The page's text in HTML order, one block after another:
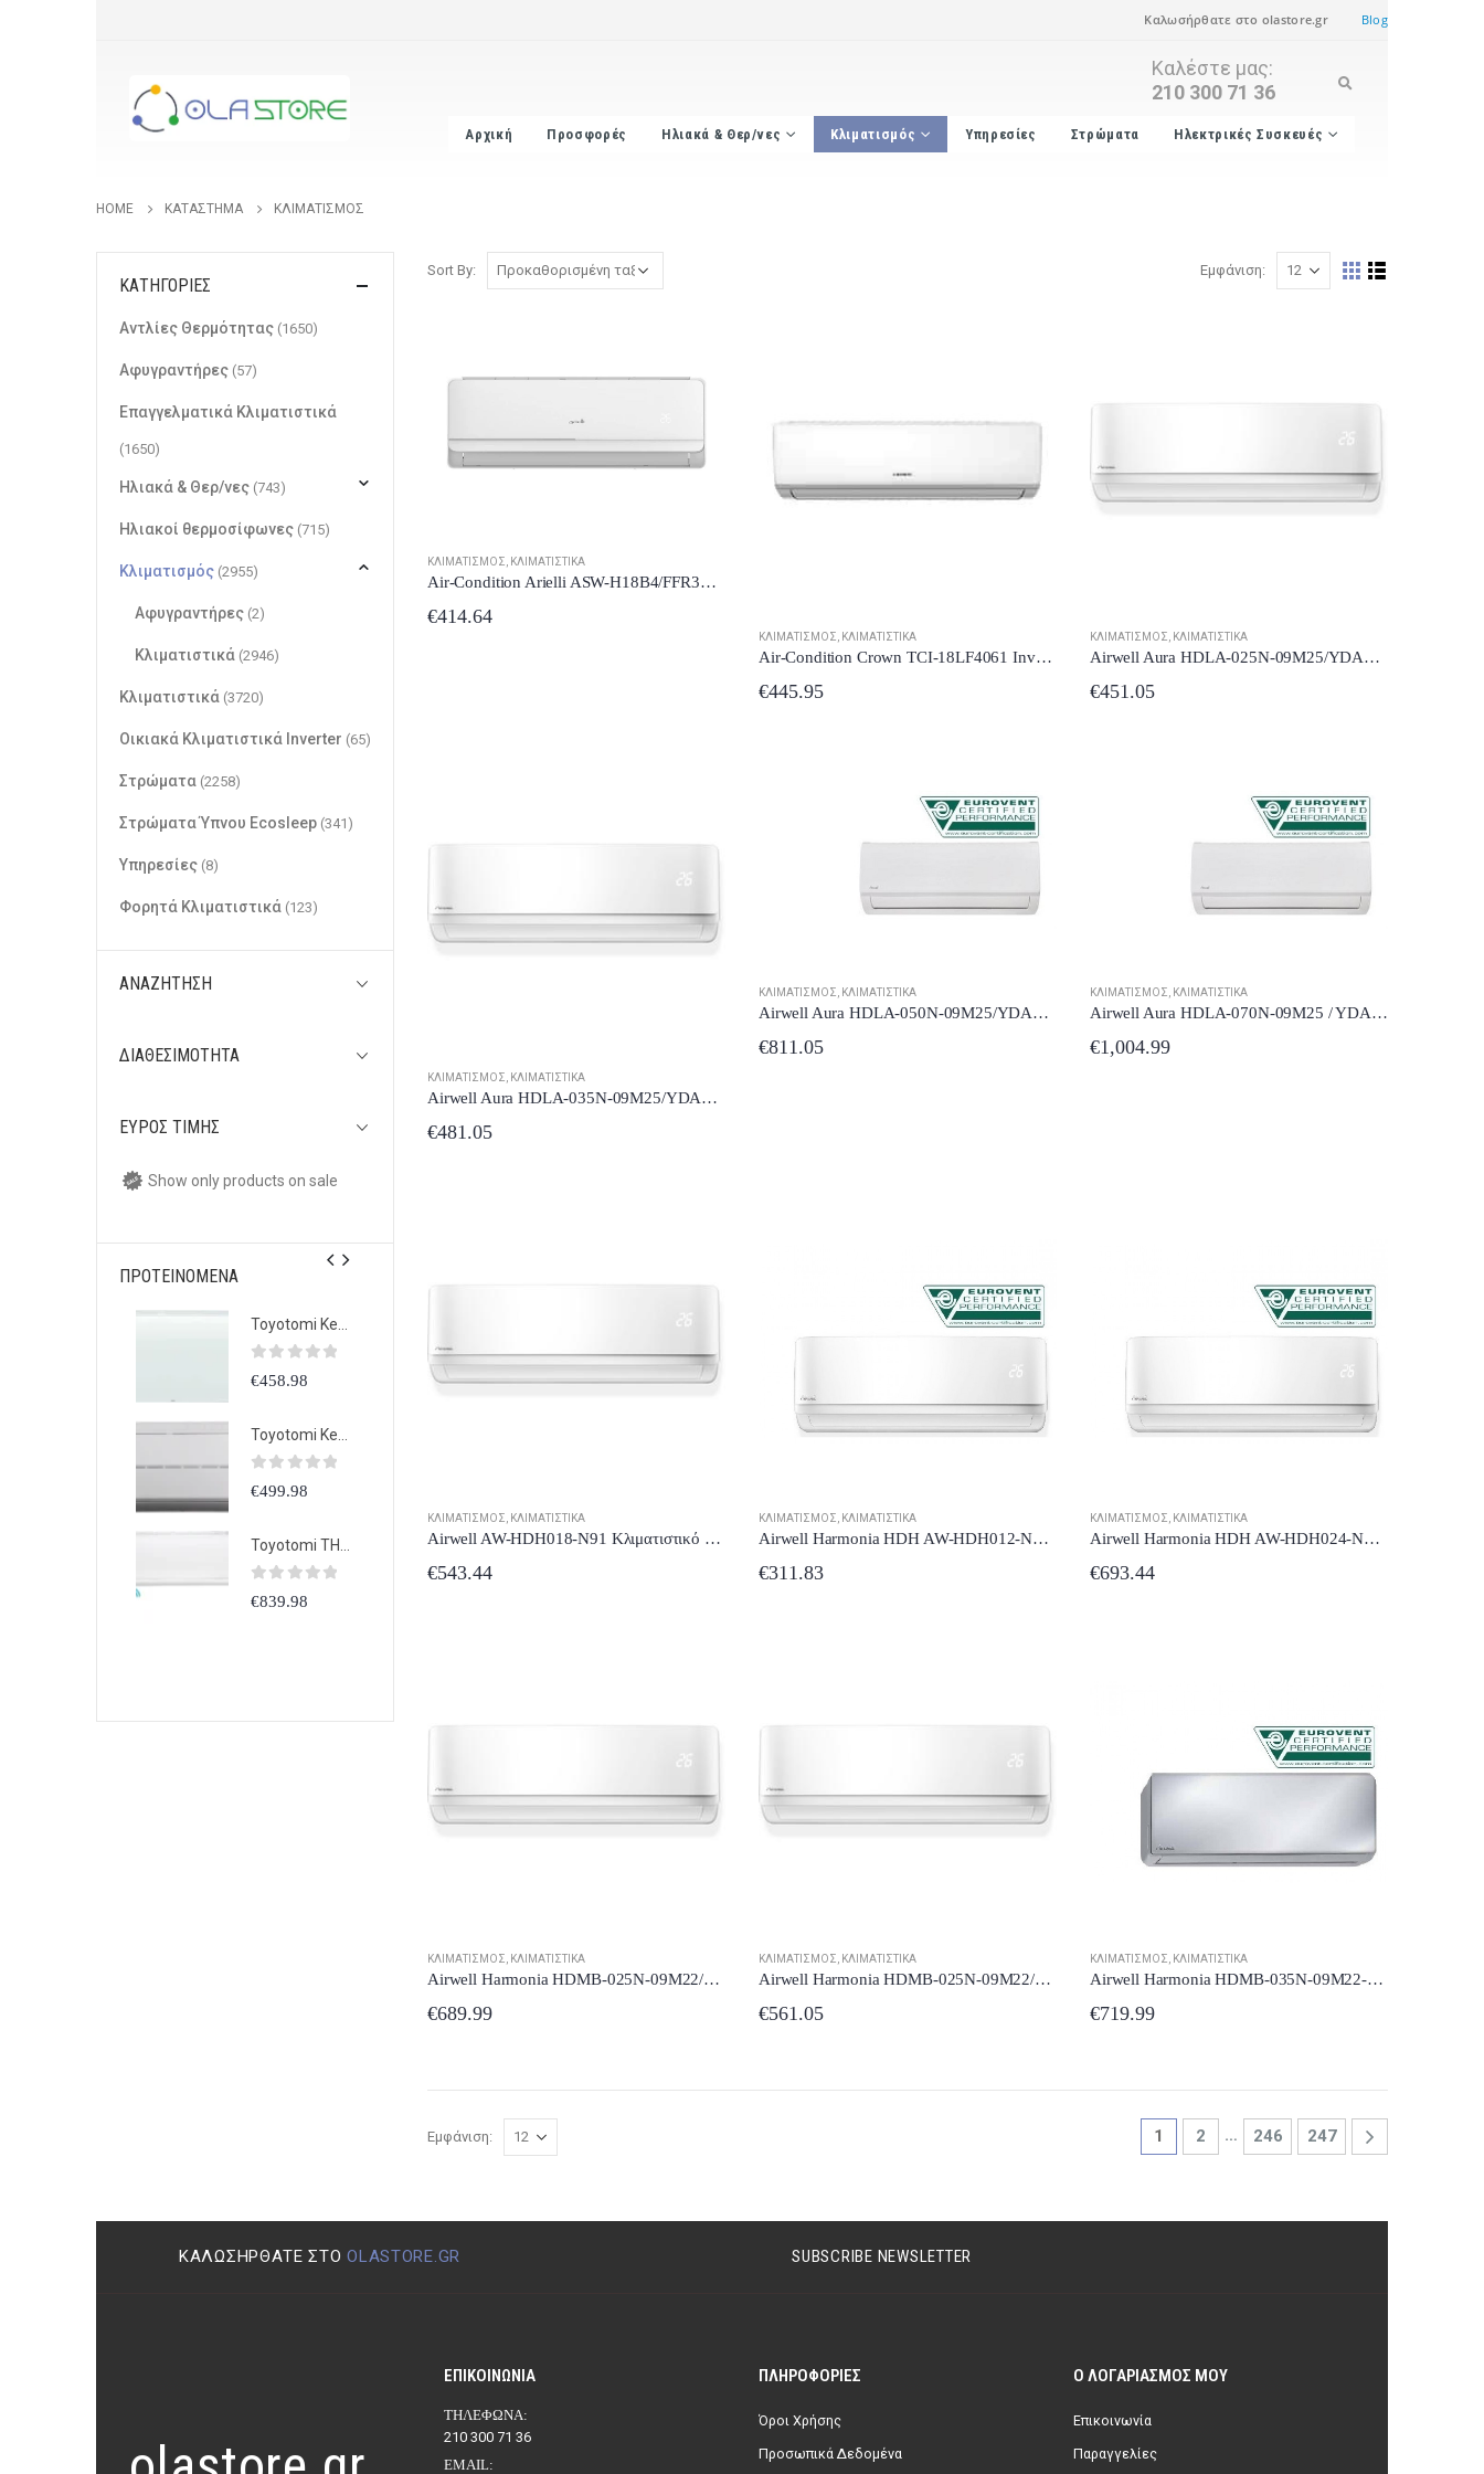
Καλωσήρθατε στο olastore.gr Blog
Καλέστε μας:
210 300 71 36
Αρχική Προσφορές Ηλιακά & Θερ/νες Κλιματισμός Υπηρεσίες Στρώματα Ηλεκτρικές Συσκευές
HOME ΚΑΤΆΣΤΗΜΑ ΚΛΙΜΑΤΙΣΜΌΣ
Sort By: Εμφάνιση:
ΚΛΙΜΑΤΙΣΜΌΣ, ΚΛΙΜΑΤΙΣΤΙΚΆ
Air-Condition Arielli ASW-H18B4/FFR3DI-EU WiFi Inverter 18000 BTU
€414.64
ΚΛΙΜΑΤΙΣΜΌΣ ΚΛΙΜΑΤΙΣΤΙΚΆ
Air-Condition Crown TCI-18LF4061 Inverter 18000BTU έως 12 δόσεις
€445.95
ΚΛΙΜΑΤΙΣΜΌΣ ΚΛΙΜΑΤΙΣΤΙΚΆ
Airwell Aura HDLA-025N-09M25/YDAA-025H-09M25 Κλιματιστικό Inverter 9000 BTU A++/A+++
€451.05
ΚΛΙΜΑΤΙΣΜΌΣ ΚΛΙΜΑΤΙΣΤΙΚΆ
Airwell Aura HDLA-035N-09M25/YDAA-035H-09M25 Κλιματιστικό Inverter 12000 BTU A++/A+++
€481.05
ΚΛΙΜΑΤΙΣΜΌΣ ΚΛΙΜΑΤΙΣΤΙΚΆ
Airwell Aura HDLA-050N-09M25/YDAA-050H-09M25 Κλιματιστικό Inverter 18000 BTU A++/A+++
€811.05
ΚΛΙΜΑΤΙΣΜΌΣ ΚΛΙΜΑΤΙΣΤΙΚΆ
Airwell Aura HDLA-070N-09M25 / YDAA-070H-09M25 Κλιματιστικό Inverter 24000 BTUU A+++/A++ WiFiR
€1,004.99
ΚΛΙΜΑΤΙΣΜΌΣ ΚΛΙΜΑΤΙΣΤΙΚΆ
Airwell AW-HDH018-N91 Κλιματιστικό Inverter 18000 BTU A++/A+ με Ιονιστή και Wi-Fi
€543.44
ΚΛΙΜΑΤΙΣΜΌΣ ΚΛΙΜΑΤΙΣΤΙΚΆ
Airwell Harmonia HDH AW-HDH012-N91 / AW-YHDH012-H91 Κλιματιστικό Inverter 12000 BTU A++/A+ με Ιονιστή και WiFi
€311.83
ΚΛΙΜΑΤΙΣΜΌΣ ΚΛΙΜΑΤΙΣΤΙΚΆ
Airwell Harmonia HDH AW-HDH024-N91 / AW-YHDH024-H91 Κλιματιστικό Inverter 24000 BTU A++/A+ με Ιονιστή και WiFi
€693.44
ΚΛΙΜΑΤΙΣΜΌΣ ΚΛΙΜΑΤΙΣΤΙΚΆ
Airwell Harmonia HDMB-025N-09M22/YDAB-025H-09M22 Mirror Κλιματιστικό Inverter 9000 BTU A++/A+++ με Ιονιστή και Wi-Fi
€689.99
ΚΛΙΜΑΤΙΣΜΌΣ ΚΛΙΜΑΤΙΣΤΙΚΆ
Airwell Harmonia HDMB-025N-09M22/YDAB-025H-09M22 White Κλιματιστικό Inverter 9000 BTU A++/A+++ με Ιονιστή και Wi-Fi
€561.05
ΚΛΙΜΑΤΙΣΜΌΣ ΚΛΙΜΑΤΙΣΤΙΚΆ
Airwell Harmonia HDMB-035N-09M22-MR / YDAB-035H-09M22 Κλιματιστικό Inverter 12000 BTU A+++/A++ με Ιονιστή και WiFi Mirror
€719.99
Εμφάνιση: 1 2 … 246 247
ΚΑΤΗΓΟΡΊΕΣ
Αντλίες Θερμότητας (1650)
Αφυγραντήρες (57)
Επαγγελματικά Κλιματιστικά
(1650)
Ηλιακά & Θερ/νες (743)
Ηλιακοί θερμοσίφωνες (715)
Κλιματισμός (2955)
Αφυγραντήρες (2)
Κλιματιστικά (2946)
Κλιματιστικά (3720)
Οικιακά Κλιματιστικά Inverter (65)
Στρώματα (2258)
Στρώματα Ύπνου Ecosleep (341)
Υπηρεσίες (8)
Φορητά Κλιματιστικά (123)
ΑΝΑΖΉΤΗΣΗ
ΔΙΑΘΕΣΙΜΌΤΗΤΑ
ΕΎΡΟΣ ΤΙΜΉΣ
Show only products on sale
ΠΡΟΤΕΙΝΌΜΕΝΑ
Toyotomi Kenzo Eco KTN/KTG20-09
0 out of 5
€458.98
Toyotomi Kenzo KTN20/KTG20-12R32 Κλιματιστικό Inverter 12000 BTU A++/A+++ με Ιονιστή
0 out of 5
€499.98
Toyotomi THN/THG-A18VR25 Κλιματιστικό Inverter 18000 BTU A++/A+++ με Ιονιστή και Wi-Fi
0out of 5
€839.98
€458.98
Toyotomi THN/THG-A18VR25 Κλιματιστικό Inverter 18000 BTU A++/A+++ με Ιονιστή και Wi-Fi
out of 5
€458.98
Toyotomi THN/THG-A18VR25 Κλιματιστικό Inverter 18000 BTU A++/A+++ με Ιονιστή και Wi-Fi
Toyotomi Kenzo Eco KTN/KTG20-09
Toyotomi Kenzo KTN20/KTG20-12R32 Κλιματιστικό Inverter 12000 BTU A++/A+++ με Ιονιστή
Toyotomi THN/THG-A18VR25 Κλιματιστικό Inverter 18000 BTU A++/A+++ με Ιονιστή και Wi-Fi
ΚΑΛΩΣΉΡΘΑΤΕ ΣΤΟOLASTORE.GR SUBSCRIBE NEWSLETTER
ΕΠΙΚΟΙΝΩΝΊΑ
ΤΗΛΈΦΩΝΑ:
210 300 71 36
EMAIL:
ΠΛΗΡΟΦΟΡΊΕΣ
Όροι Χρήσης
Προσωπικά Δεδομένα
Ο ΛΟΓΑΡΙΑΣΜΌΣ ΜΟΥ
Επικοινωνία
Παραγγελίες